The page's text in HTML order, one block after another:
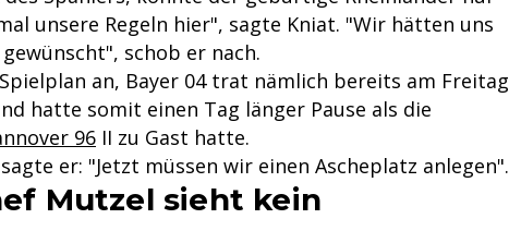
unsere Regeln hier", sagte Kniat. "Wir hätten uns
schob er nach.
an, Bayer 04 trat nämlich bereits am Freitag
hatte somit einen Tag länger Pause als die
96 II zu Gast hatte.
er: "Jetzt müssen wir einen Ascheplatz anlegen".
Mutzel sieht kein